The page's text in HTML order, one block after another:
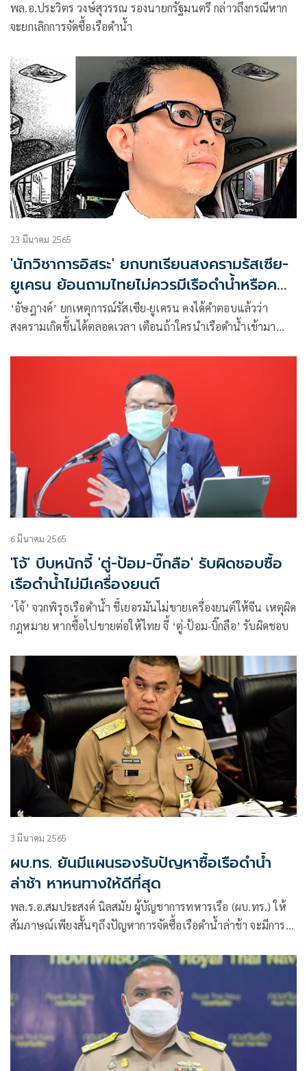
พล.อ.ประวิตร วงษ์สุวรรณ รองนายกรัฐมนตรี กล่าวถึงกรณีหาก
จะยกเลิกการจัดซื้อเรือดำน้ำ
23 มีนาคม 2565
'นักวิชาการอิสระ' ยกบทเรียนสงครามรัสเซีย-
ยูเครน ย้อนถามไทยไม่ควรมีเรือดำน้ำหรือควร
มีอย่างน้อย 3 ลำ
‘อัษฎางค์’ ยกเหตุการณ์รัสเซีย-ยูเครน คงได้คำตอบแล้วว่า
สงครามเกิดขึ้นได้ตลอดเวลา เตือนถ้าใครนำเรือดำน้ำเข้ามา
6 มีนาคม 2565
'โจ้' บีบหนักจี้ 'ตู่-ป้อม-บิ๊กลือ' รับผิดชอบซื้อ
เรือดำน้ำไม่มีเครื่องยนต์
‘โจ้’ จวกพิรุธเรือดำน้ำ ชี้เยอรมันไม่ขายเครื่องยนต์ให้จีน เหตุผิด
กฎหมาย หากซื้อไปขายต่อให้ไทย จี้ ‘ตู่-ป้อม-บิ๊กลือ’ รับผิดชอบ
3 มีนาคม 2565
ผบ.ทร. ยันมีแผนรองรับปัญหาซื้อเรือดำน้ำ
ล่าช้า หาหนทางให้ดีที่สุด
พล.ร.อ.สมประสงค์ นิลสมัย ผู้บัญชาการทหารเรือ (ผบ.ทร.) ให้
สัมภาษณ์เพียงสั้นๆถึงปัญหาการจัดซื้อเรือดำน้ำล่าช้า จะมีการ